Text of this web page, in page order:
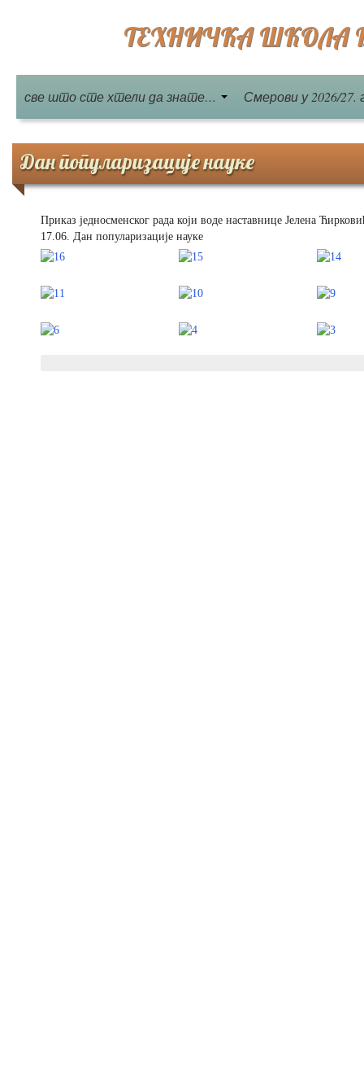
ТЕХНИЧКА ШКОЛА
све што сте хтели да знате… Смерови у 2026/27.
Дан популаризације науке
Приказ једносменског рада који воде наставнице Јелена
17.06. Дан популаризације науке